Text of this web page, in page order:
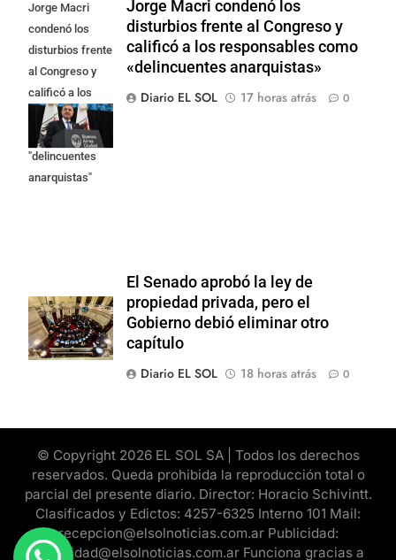
Jorge Macri
condenó los
disturbios frente
al Congreso y
calificó a los
responsables
como
"delincuentes
anarquistas"
Jorge Macri condenó los
disturbios frente al Congreso y
calificó a los responsables como
«delincuentes anarquistas»
Diario EL SOL
17 horas atrás 0
El Senado aprobó la ley de
propiedad privada, pero el
Gobierno debió eliminar otro
capítulo
Diario EL SOL
18 horas atrás 0
© Copyright 2026 EL SOL SA | Todos los derechos
reservados. Queda prohibida la reproducción total o
parcial del presente diario. Director: Horacio Schivintt.
Clasificados y Edictos: 4257-6325 Interno 101 Mail:
recepcion@elsolnoticias.com.ar Publicidad:
publicidad@elsolnoticias.com.ar Funciona gracias a